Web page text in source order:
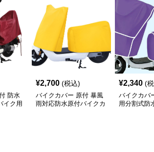
防水
イク用
¥2,700 (税込)
バイクカバー 原付 暴風
雨対応防水原付バイクカ
¥2,340 (
バイクカバ
用分割式防